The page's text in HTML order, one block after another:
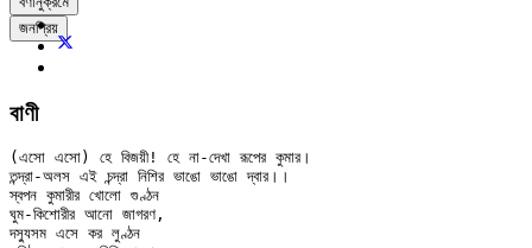
জনপ্রিয়
বাণী
(এসো এসো) হে বিজয়ী! হে না-দেখা রূপের কুমার।
তন্দ্রা-অলস এই চন্দ্রা নিশির ভাঙো ভাঙো দ্বার।।
স্বপন কুমারীর খোলো গুণ্ঠন
ঘুম-কিশোরীর আনো জাগরণ,
দস্যুসম এসে কর লুণ্ঠন